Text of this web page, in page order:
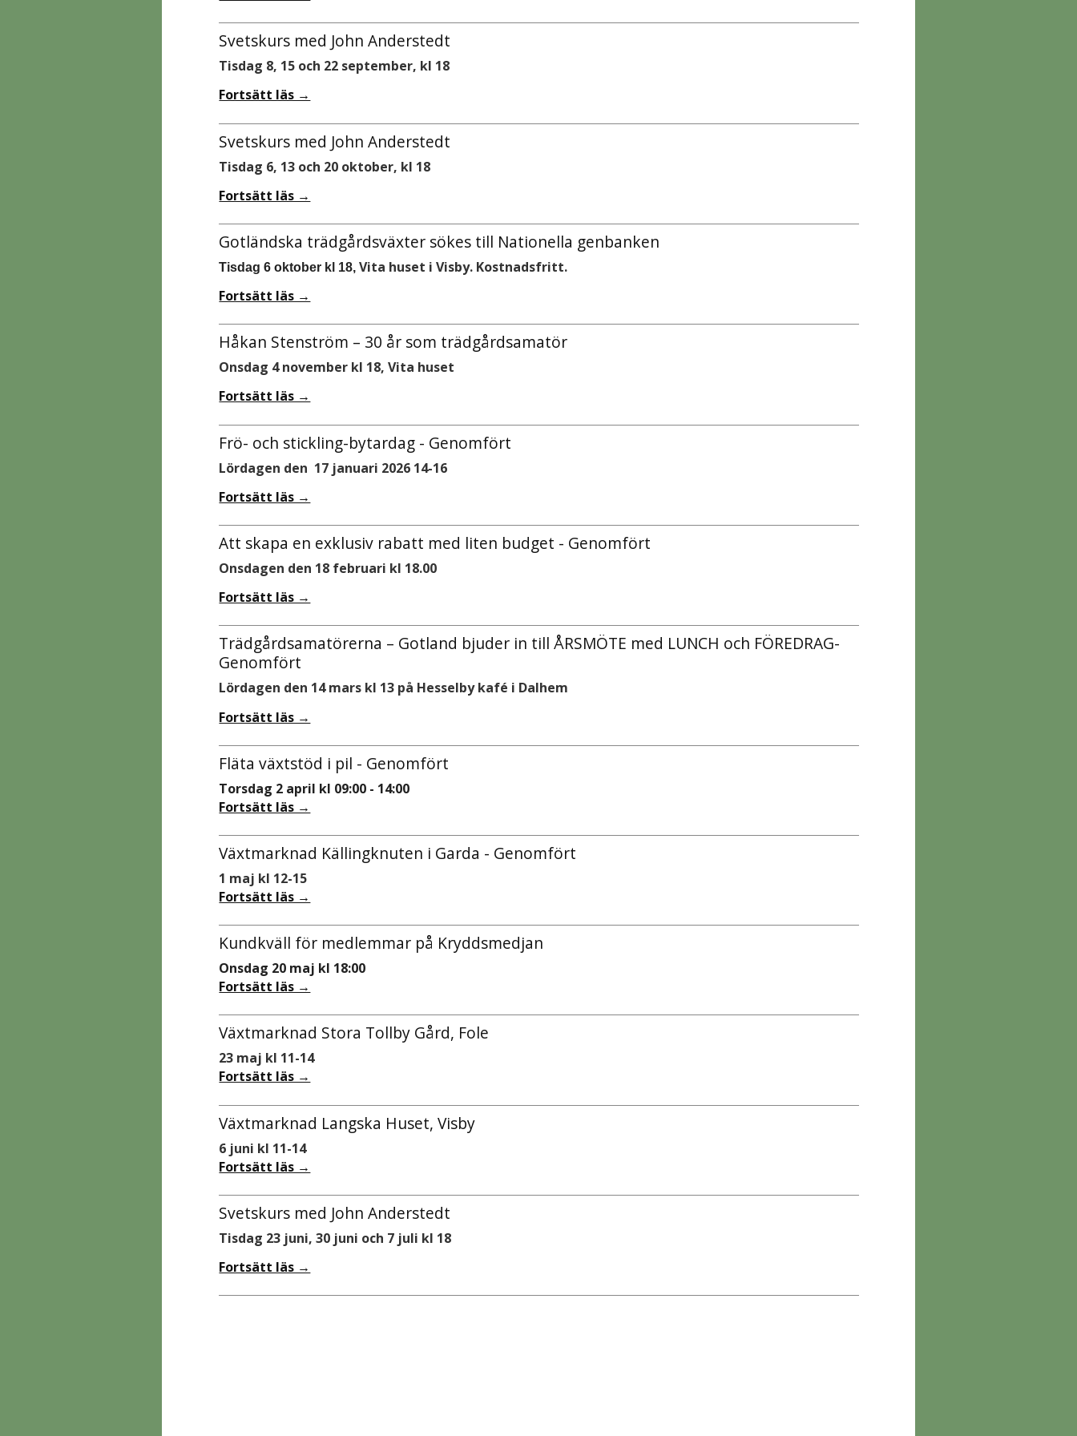
Svetskurs med John Anderstedt
Tisdag 8, 15 och 22 september, kl 18
Fortsätt läs →
Svetskurs med John Anderstedt
Tisdag 6, 13 och 20 oktober, kl 18
Fortsätt läs →
Gotländska trädgårdsväxter sökes till Nationella genbanken
Tisdag 6 oktober kl 18,Vita huset i Visby. Kostnadsfritt.
Fortsätt läs →
Håkan Stenström – 30 år som trädgårdsamatör
Onsdag 4 november kl 18, Vita huset
Fortsätt läs →
Frö- och stickling-bytardag - Genomfört
Lördagen den 17 januari 2026 14-16
Fortsätt läs →
Att skapa en exklusiv rabatt med liten budget - Genomfört
Onsdagen den 18 februari kl 18.00
Fortsätt läs →
Trädgårdsamatörerna – Gotland bjuder in till ÅRSMÖTE med LUNCH och FÖREDRAG-
Genomfört
Lördagen den 14 mars kl 13 på Hesselby kafé i Dalhem
Fortsätt läs →
Fläta växtstöd i pil - Genomfört
Torsdag 2 april kl 09:00 - 14:00
Fortsätt läs →
Växtmarknad Källingknuten i Garda - Genomfört
1 maj kl 12-15
Fortsätt läs →
Kundkväll för medlemmar på Kryddsmedjan
Onsdag 20 maj kl 18:00
Fortsätt läs →
Växtmarknad Stora Tollby Gård, Fole
23 maj kl 11-14
Fortsätt läs →
Växtmarknad Langska Huset, Visby
6 juni kl 11-14
Fortsätt läs →
Svetskurs med John Anderstedt
Tisdag 23 juni, 30 juni och 7 juli kl 18
Fortsätt läs →